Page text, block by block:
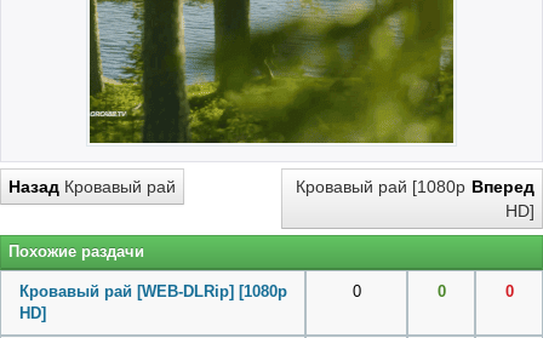
Назад Кровавый рай Вперед
Кровавый рай [1080p
HD]
Похожие раздачи
Кровавый рай [WEB-DLRip] [1080p
HD]
0 0 0